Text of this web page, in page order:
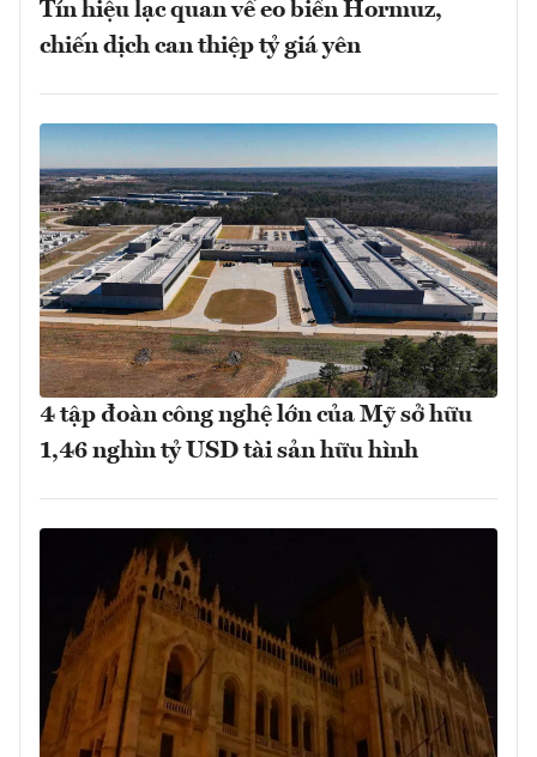
Tín hiệu lạc quan về eo biển Hormuz,
chiến dịch can thiệp tỷ giá yên
4 tập đoàn công nghệ lớn của Mỹ sở hữu
1,46 nghìn tỷ USD tài sản hữu hình